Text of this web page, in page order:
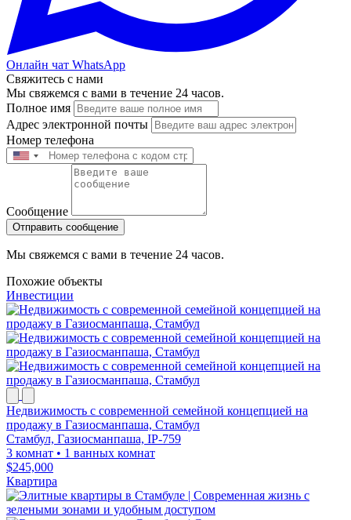
Онлайн чат WhatsApp
Свяжитесь с нами
Мы свяжемся с вами в течение 24 часов.
Полное имя
Адрес электронной почты
Номер телефона
Сообщение
Отправить сообщение
Мы свяжемся с вами в течение 24 часов.
Похожие объекты
Инвестиции
Недвижимость с современной семейной концепцией на
продажу в Газиосманпаша, Стамбул
Стамбул, Газиосманпаша, IP-759
3 комнат • 1 ванных комнат
$245,000
Квартира